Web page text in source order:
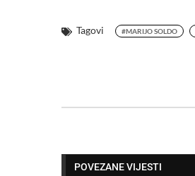
Tagovi #MARIJO SOLDO
POVEZANE VIJESTI